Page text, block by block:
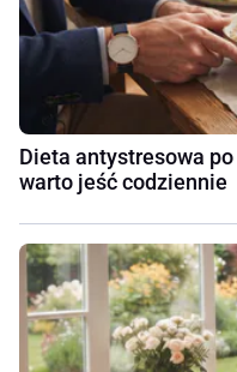
Dieta antystresowa
warto jeść codziennie